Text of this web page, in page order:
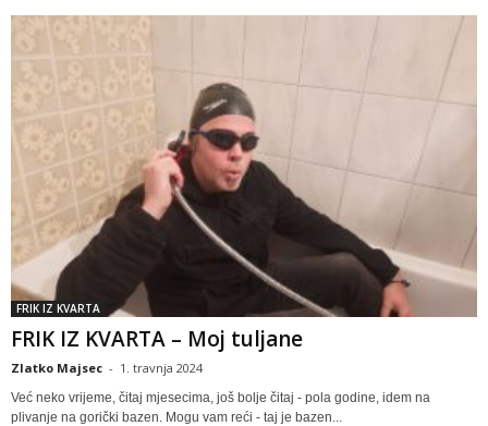
FRIK IZ KVARTA
FRIK IZ KVARTA – Moj tuljane
Zlatko Majsec - 1. travnja 2024
Već neko vrijeme, čitaj mjesecima, još bolje čitaj - pola godine, idem na
plivanje na gorički bazen. Mogu vam reći - taj je bazen...